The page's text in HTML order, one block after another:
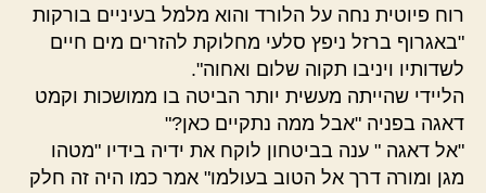
רוח פיוטית נחה על הלורד והוא מלמל בעיניים בורקות
"באגרוף ברזל ניפץ סלעי מחלוקת להזרים מים חיים
לשדותיו ויניבו תקוה שלום ואחוה".
הליידי שהייתה מעשית יותר הביטה בו ממושכות וקמט
דאגה בפניה "אבל ממה נתקיים כאן?"
"אל דאגה " ענה בביטחון לוקח את ידיה בידיו "מטהו
מגן ומורה דרך אל הטוב בעולמו" אמר כמו היה זה חלק